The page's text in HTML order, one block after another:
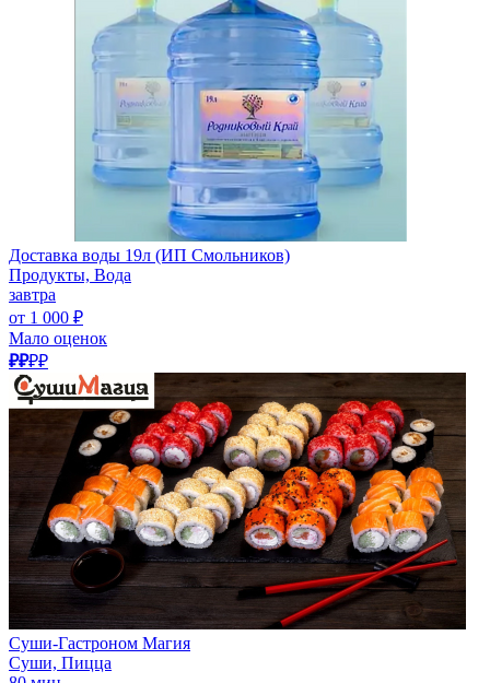
Доставка воды 19л (ИП Смольников)
Продукты, Вода
завтра
от 1 000 ₽
Мало оценок
₽₽₽₽
Суши-Гастроном Магия
Суши, Пицца